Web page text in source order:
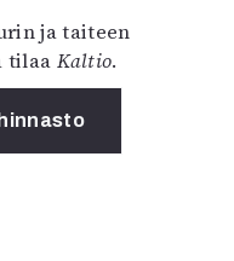
ja taiteen
tilaa Kaltio.